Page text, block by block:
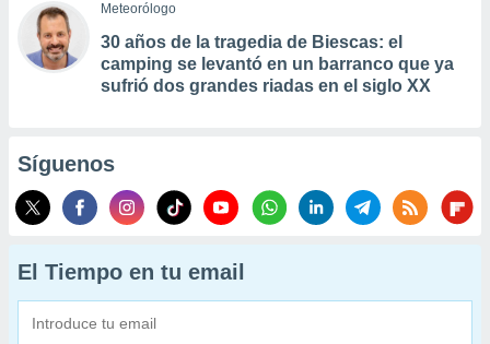
Meteorólogo
30 años de la tragedia de Biescas: el
camping se levantó en un barranco que ya
sufrió dos grandes riadas en el siglo XX
Síguenos
El Tiempo en tu email